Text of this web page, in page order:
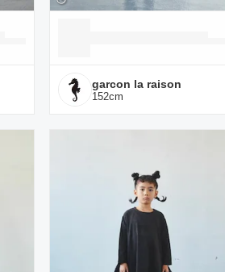
garcon la raison
152cm